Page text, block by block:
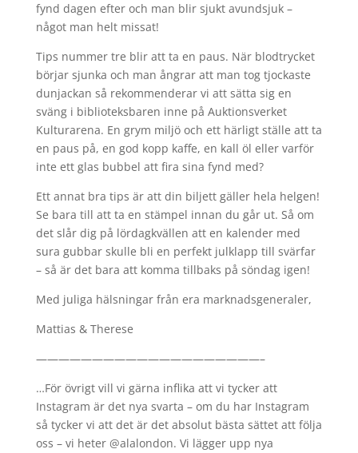
fynd dagen efter och man blir sjukt avundsjuk –
något man helt missat!
Tips nummer tre blir att ta en paus. När blodtrycket
börjar sjunka och man ångrar att man tog tjockaste
dunjackan så rekommenderar vi att sätta sig en
sväng i biblioteksbaren inne på Auktionsverket
Kulturarena. En grym miljö och ett härligt ställe att ta
en paus på, en god kopp kaffe, en kall öl eller varför
inte ett glas bubbel att fira sina fynd med?
Ett annat bra tips är att din biljett gäller hela helgen!
Se bara till att ta en stämpel innan du går ut. Så om
det slår dig på lördagkvällen att en kalender med
sura gubbar skulle bli en perfekt julklapp till svärfar
– så är det bara att komma tillbaks på söndag igen!
Med juliga hälsningar från era marknadsgeneraler,
Mattias & Therese
————————————————————–
…För övrigt vill vi gärna inflika att vi tycker att
Instagram är det nya svarta – om du har Instagram
så tycker vi att det är det absolut bästa sättet att följa
oss – vi heter @alalondon. Vi lägger upp nya